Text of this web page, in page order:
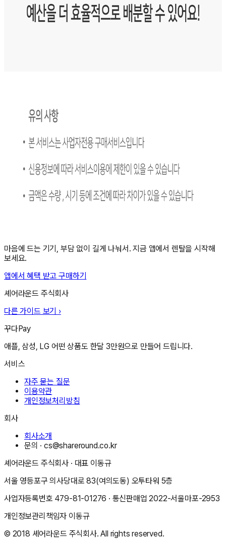
마음에 드는 기기, 부담 없이 길게 나눠서. 지금 앱에서 렌탈을 시작해
보세요.
앱에서 혜택 받고 구매하기
셰어라운드 주식회사
다른 가이드 보기 ›
꾸다Pay
애플, 삼성, LG 어떤 상품도 한달 3만원으로 만들어 드립니다.
서비스
자주 묻는 질문
이용약관
개인정보처리방침
회사
회사소개
문의 ·cs@shareround.co.kr
셰어라운드 주식회사 · 대표 이동규
서울 영등포구 의사당대로 83(여의도동) 오투타워 5층
사업자등록번호 479-81-01276 · 통신판매업2022-서울마포-2953
개인정보관리책임자 이동규
© 2018 셰어라운드 주식회사. All rights reserved.